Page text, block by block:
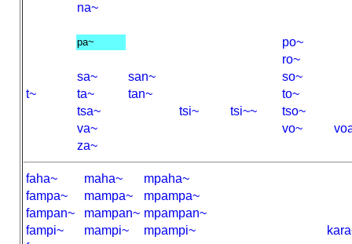
na~
pa~
po~
ro~
sa~
san~
so~
t~
ta~ tan~
to~
tsa~
tsi~ tsi~~
tso~
va~
vo~
za~
faha~ maha~
mpaha~
fampa~
mampa~
mpampa~
fampan~
mampan~ mpampan~
fampi~
mampi~ mpampi~